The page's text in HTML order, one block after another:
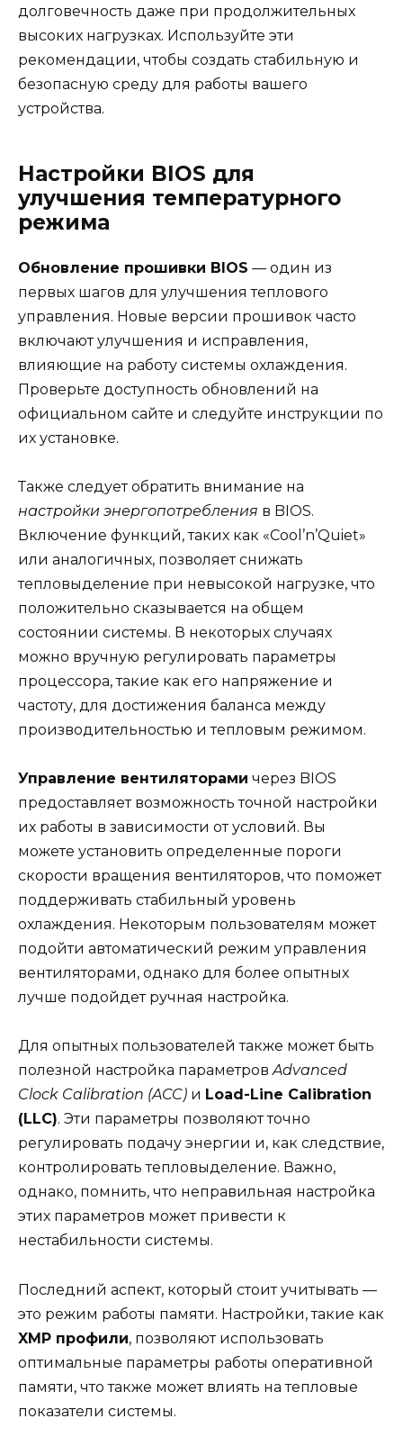
долговечность даже при продолжительных
высоких нагрузках. Используйте эти
рекомендации, чтобы создать стабильную и
безопасную среду для работы вашего
устройства.
Настройки BIOS для
улучшения температурного
режима
Обновление прошивки BIOS — один из
первых шагов для улучшения теплового
управления. Новые версии прошивок часто
включают улучшения и исправления,
влияющие на работу системы охлаждения.
Проверьте доступность обновлений на
официальном сайте и следуйте инструкции по
их установке.
Также следует обратить внимание на
настройки энергопотребления в BIOS.
Включение функций, таких как «Cool’n’Quiet»
или аналогичных, позволяет снижать
тепловыделение при невысокой нагрузке, что
положительно сказывается на общем
состоянии системы. В некоторых случаях
можно вручную регулировать параметры
процессора, такие как его напряжение и
частоту, для достижения баланса между
производительностью и тепловым режимом.
Управление вентиляторами через BIOS
предоставляет возможность точной настройки
их работы в зависимости от условий. Вы
можете установить определенные пороги
скорости вращения вентиляторов, что поможет
поддерживать стабильный уровень
охлаждения. Некоторым пользователям может
подойти автоматический режим управления
вентиляторами, однако для более опытных
лучше подойдет ручная настройка.
Для опытных пользователей также может быть
полезной настройка параметровAdvanced
Clock Calibration (ACC) и Load-Line Calibration
(LLC). Эти параметры позволяют точно
регулировать подачу энергии и, как следствие,
контролировать тепловыделение. Важно,
однако, помнить, что неправильная настройка
этих параметров может привести к
нестабильности системы.
Последний аспект, который стоит учитывать —
это режим работы памяти. Настройки, такие как
XMP профили, позволяют использовать
оптимальные параметры работы оперативной
памяти, что также может влиять на тепловые
показатели системы.